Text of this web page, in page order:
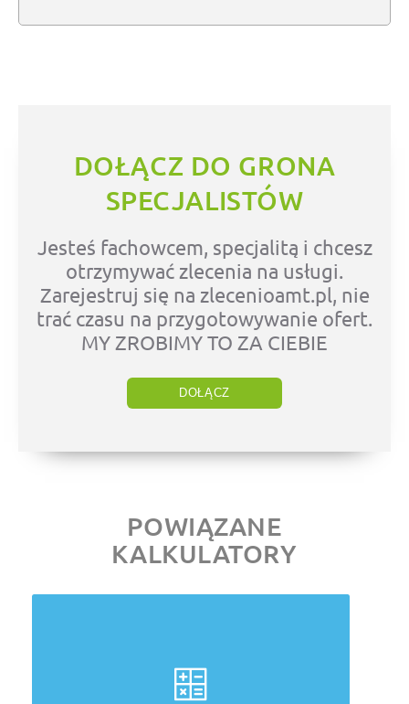
DOŁĄCZ DO GRONA
SPECJALISTÓW
Jesteś fachowcem, specjalitą i chcesz
otrzymywać zlecenia na usługi.
Zarejestruj się na zlecenioamt.pl, nie
trać czasu na przygotowywanie ofert.
MY ZROBIMY TO ZA CIEBIE
DOŁĄCZ
POWIĄZANE
KALKULATORY